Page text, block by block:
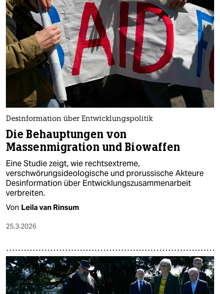
Desinformation über Entwicklungspolitik
Die Behauptungen von
Massenmigration und Biowaffen
Eine Studie zeigt, wie rechtsextreme,
verschwörungsideologische und prorussische Akteure
Desinformation über Entwicklungszusammenarbeit
verbreiten.
Von Leila van Rinsum
25.3.2026